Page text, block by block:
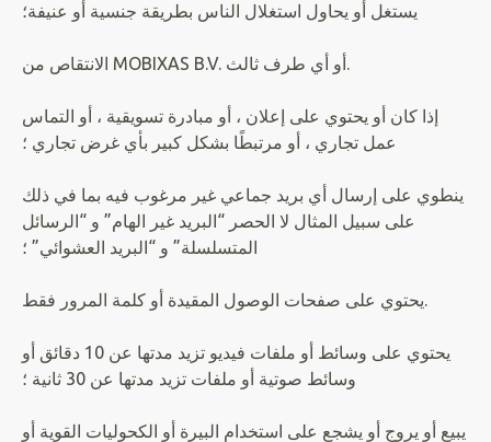
يستغل أو يحاول استغلال الناس بطريقة جنسية أو عنيفة؛
الانتقاص من MOBIXAS B.V. أو أي طرف ثالث.
إذا كان أو يحتوي على إعلان ، أو مبادرة تسويقية ، أو التماس
عمل تجاري ، أو مرتبطًا بشكل كبير بأي غرض تجاري ؛
ينطوي على إرسال أي بريد جماعي غير مرغوب فيه بما في ذلك
على سبيل المثال لا الحصر “البريد غير الهام” و “الرسائل
المتسلسلة” و “البريد العشوائي” ؛
يحتوي على صفحات الوصول المقيدة أو كلمة المرور فقط.
يحتوي على وسائط أو ملفات فيديو تزيد مدتها عن 10 دقائق أو
وسائط صوتية أو ملفات تزيد مدتها عن 30 ثانية ؛
يبيع أو يروج أو يشجع على استخدام البيرة أو الكحوليات القوية أو